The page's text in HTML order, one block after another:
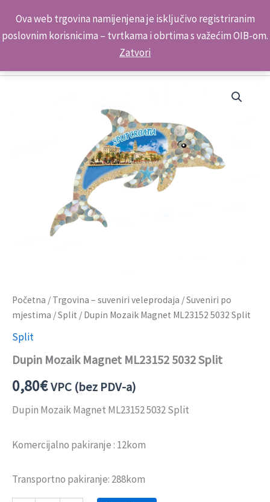
Ova web trgovina namijenjena je isključivo registriranim
poslovnim korisnicima – tvrtkama i obrtima s važećim OIB-om.
Zatvori
content
Kontakt telefon: +385 98 179 3891
Početna / Trgovina – suveniri veleprodaja /Suveniri po
mjestima /Split / Dupin Mozaik Magnet ML23152 5032 Split
Split
Dupin Mozaik Magnet ML23152 5032 Split
0,80€VPC (bez PDV-a)
Dupin Mozaik Magnet ML23152 5032 Split
Komercijalno pakiranje : 12kom
Transportno pakiranje: 288kom